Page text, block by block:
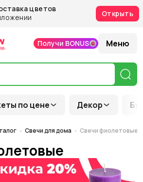
цветов
Открыть
по цене Декор
Получи BONUS Меню
Свечи для дома Свечи фиолетовые